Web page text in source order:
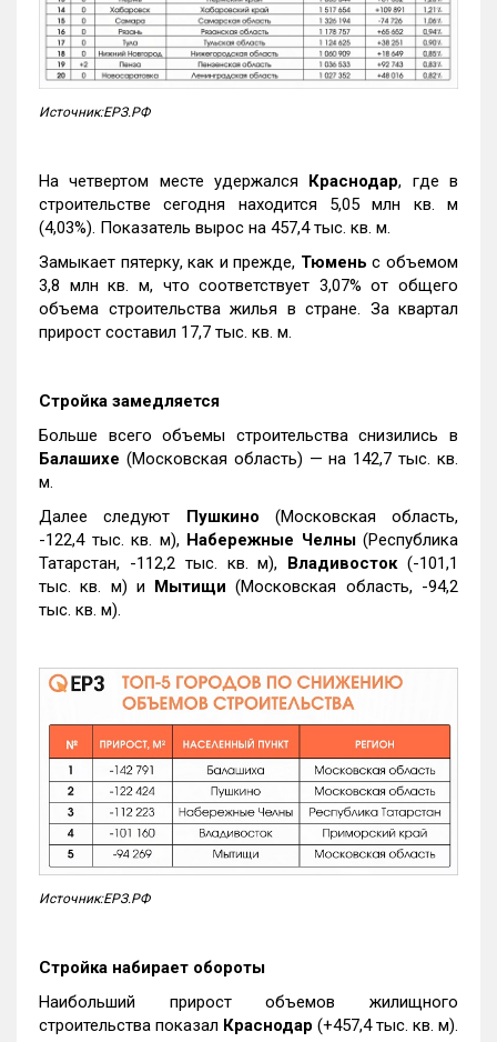
Источник:ЕРЗ.РФ
На четвертом месте удержался Краснодар, где в
строительстве сегодня находится 5,05 млн кв. м
(4,03%). Показатель вырос на 457,4 тыс. кв. м.
Замыкает пятерку, как и прежде, Тюмень с объемом
3,8 млн кв. м, что соответствует 3,07% от общего
объема строительства жилья в стране. За квартал
прирост составил 17,7 тыс. кв. м.
Стройка замедляется
Больше всего объемы строительства снизились в
Балашихе (Московская область) — на 142,7 тыс. кв.
м.
Далее следуют Пушкино (Московская область,
-122,4 тыс. кв. м), Набережные Челны(Республика
Татарстан, -112,2 тыс. кв. м), Владивосток(-101,1
тыс. кв. м) и Мытищи (Московская область, -94,2
тыс. кв. м).
Источник:ЕРЗ.РФ
Стройка набирает обороты
Наибольший прирост объемов жилищного
строительства показал Краснодар (+457,4 тыс. кв. м).